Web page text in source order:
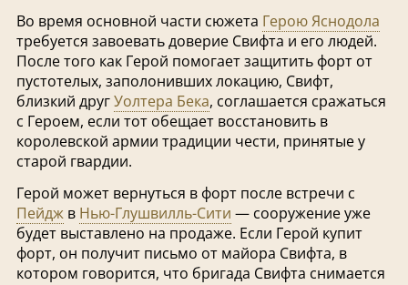
Во время основной части сюжета Герою Яснодола
требуется завоевать доверие Свифта и его людей.
После того как Герой помогает защитить форт от
пустотелых, заполонивших локацию, Свифт,
близкий другУолтера Бека, соглашается сражаться
с Героем, если тот обещает восстановить в
королевской армии традиции чести, принятые у
старой гвардии.
Герой может вернуться в форт после встречи с
Пейджв Нью-Глушвилль-Сити — сооружение уже
будет выставлено на продаже. Если Герой купит
форт, он получит письмо от майора Свифта, в
котором говорится, что бригада Свифта снимается